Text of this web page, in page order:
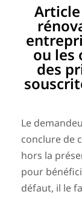
ou les
des
Le
conclure de
hors la
pour
défaut, il le